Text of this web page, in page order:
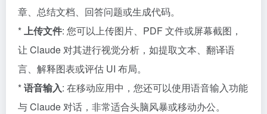
章、总结文档、回答问题或生成代码。
*上传文件: 您可以上传图片、PDF 文件或屏幕截图，
让 Claude 对其进行视觉分析，如提取文本、翻译语
言、解释图表或评估 UI 布局。
*语音输入: 在移动应用中，您还可以使用语音输入功能
与 Claude 对话，非常适合头脑风暴或移动办公。